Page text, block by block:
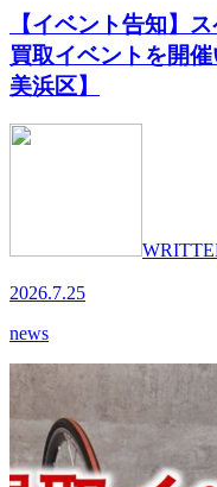
【イベント告知】
買取イベントを開
美浜区】
2026.7.25
news